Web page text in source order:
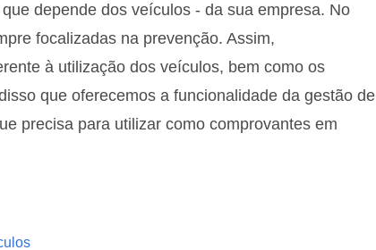
depende dos veículos - da sua empresa. No
focalizadas na prevenção. Assim,
à utilização dos veículos, bem como os
que oferecemos a funcionalidade da gestão de
precisa para utilizar como comprovantes em